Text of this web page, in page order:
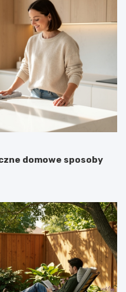
domowe sposoby